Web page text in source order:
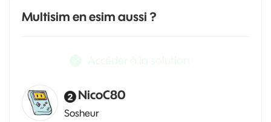
Multisim en esim aussi ?
NicoC80
Sosheur